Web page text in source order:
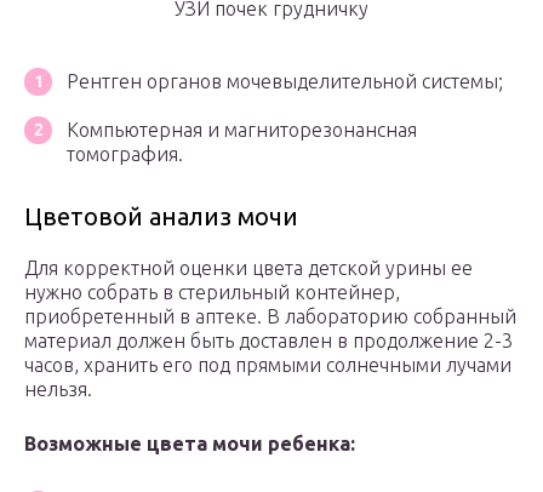
УЗИ почек грудничку
Рентген органов мочевыделительной системы;
Компьютерная и магниторезонансная
томография.
Цветовой анализ мочи
Для корректной оценки цвета детской урины ее
нужно собрать в стерильный контейнер,
приобретенный в аптеке. В лабораторию собранный
материал должен быть доставлен в продолжение 2-3
часов, хранить его под прямыми солнечными лучами
нельзя.
Возможные цвета мочи ребенка: